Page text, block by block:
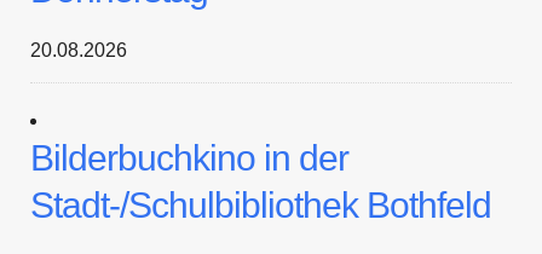
20.08.2026
Bilderbuchkino in der
Stadt-/Schulbibliothek Bothfeld